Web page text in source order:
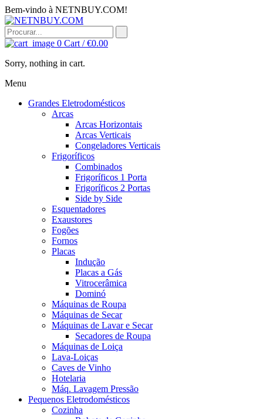
Bem-vindo à NETNBUY.COM!
0 Cart /€0.00
Sorry, nothing in cart.
Menu
Grandes Eletrodomésticos
Arcas
Arcas Horizontais
Arcas Verticais
Congeladores Verticais
Frigoríficos
Combinados
Frigoríficos 1 Porta
Frigoríficos 2 Portas
Side by Side
Esquentadores
Exaustores
Fogões
Fornos
Placas
Indução
Placas a Gás
Vitrocerâmica
Dominó
Máquinas de Roupa
Máquinas de Secar
Máquinas de Lavar e Secar
Secadores de Roupa
Máquinas de Loiça
Lava-Loiças
Caves de Vinho
Hotelaria
Máq. Lavagem Pressão
Pequenos Eletrodomésticos
Cozinha